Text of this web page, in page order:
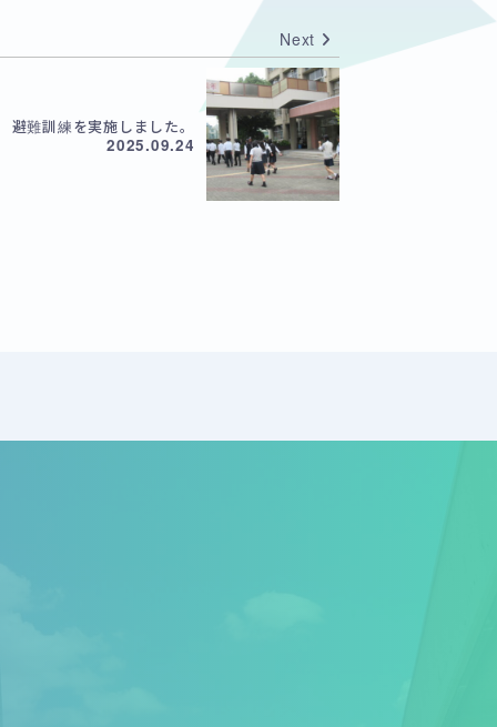
Next
避難訓練を実施しました。
2025.09.24